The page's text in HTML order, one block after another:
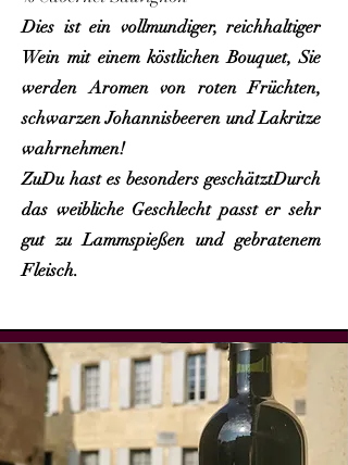
Dies ist ein vollmundiger, reichhaltiger
Wein mit einem köstlichen Bouquet, Sie
werden Aromen von roten Früchten,
schwarzen Johannisbeeren und Lakritze
wahrnehmen!
ZuDu hast es besonders geschätztDurch
das weibliche Geschlecht passt er sehr
gut zu Lammspießen und gebratenem
Fleisch.